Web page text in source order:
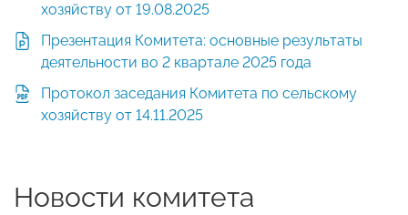
хозяйству от 19.08.2025
Презентация Комитета: основные результаты
деятельности во 2 квартале 2025 года
Протокол заседания Комитета по сельскому
хозяйству от 14.11.2025
Новости комитета